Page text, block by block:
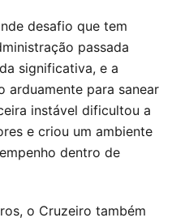
desafio que tem
passada
significativa, e a
arduamente para sanear
instável dificultou a
e criou um ambiente
dentro de
o Cruzeiro também